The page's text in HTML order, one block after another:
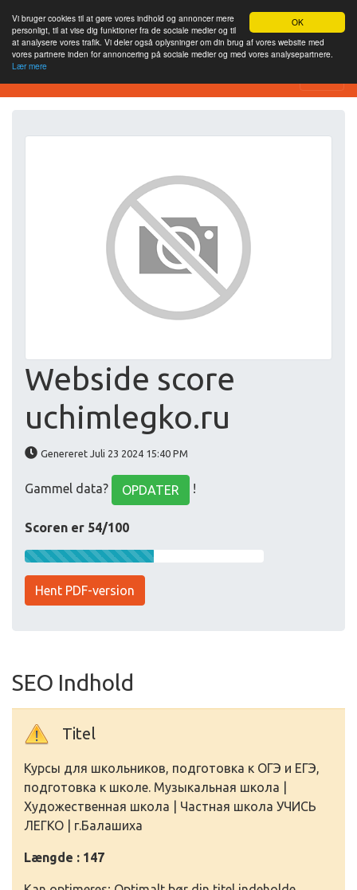
OK
Vi bruger cookies til at gøre vores indhold og annoncer mere
personligt, til at vise dig funktioner fra de sociale medier og til
at analysere vores trafik. Vi deler også oplysninger om din brug af vores website med
vores partnere inden for annoncering på sociale medier og med vores analysepartnere.
Lær mere
SEO Analytics
Webside score
uchimlegko.ru
Genereret Juli 23 2024 15:40 PM
Gammel data? OPDATER !
Scoren er 54/100
Hent PDF-version
SEO Indhold
Titel
Курсы для школьников, подготовка к ОГЭ и ЕГЭ,
подготовка к школе. Музыкальная школа |
Художественная школа | Частная школа УЧИСЬ
ЛЕГКО | г.Балашиха
Længde : 147